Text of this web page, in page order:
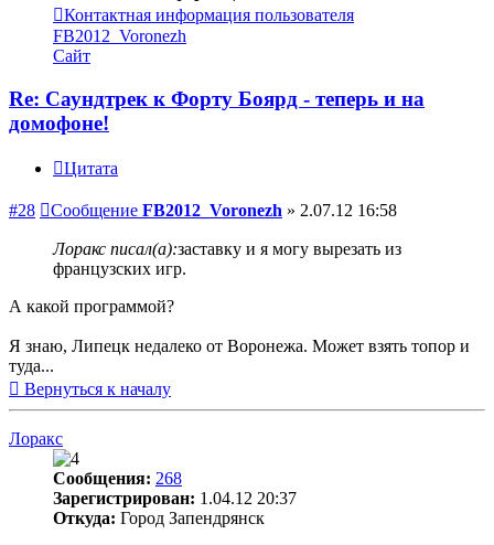
Контактная информация пользователя
FB2012_Voronezh
Сайт
Re: Саундтрек к Форту Боярд - теперь и на
домофоне!
Цитата
#28 Сообщение FB2012_Voronezh » 2.07.12 16:58
Лоракс писал(а):заставку и я могу вырезать из
французских игр.
А какой программой?
Я знаю, Липецк недалеко от Воронежа. Может взять топор и
туда...
Вернуться к началу
Лоракс
Сообщения: 268
Зарегистрирован: 1.04.12 20:37
Откуда: Город Запендрянск